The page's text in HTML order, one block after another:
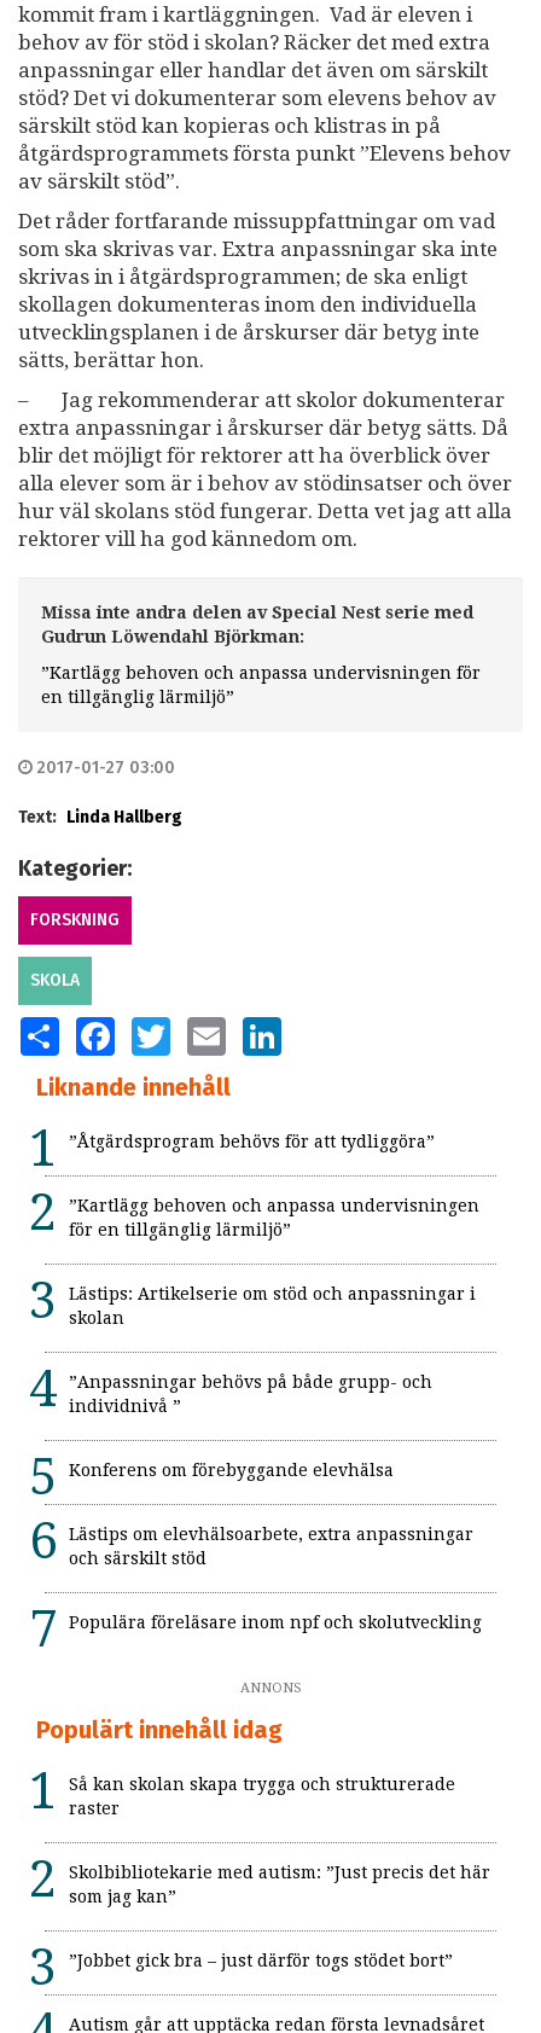
kommit fram i kartläggningen. Vad är eleven i
behov av för stöd i skolan? Räcker det med extra
anpassningar eller handlar det även om särskilt
stöd? Det vi dokumenterar som elevens behov av
särskilt stöd kan kopieras och klistras in på
åtgärdsprogrammets första punkt ”Elevens behov
av särskilt stöd”.
Det råder fortfarande missuppfattningar om vad
som ska skrivas var. Extra anpassningar ska inte
skrivas in i åtgärdsprogrammen; de ska enligt
skollagen dokumenteras inom den individuella
utvecklingsplanen i de årskurser där betyg inte
sätts, berättar hon.
– Jag rekommenderar att skolor dokumenterar
extra anpassningar i årskurser där betyg sätts. Då
blir det möjligt för rektorer att ha överblick över
alla elever som är i behov av stödinsatser och över
hur väl skolans stöd fungerar. Detta vet jag att alla
rektorer vill ha god kännedom om.
Missa inte andra delen av Special Nest serie med
Gudrun Löwendahl Björkman:
”Kartlägg behoven och anpassa undervisningen för
en tillgänglig lärmiljö”
2017-01-27 03:00
Text: Linda Hallberg
Kategorier:
FORSKNING
SKOLA
SHARE FACEBOOKTWITTER EMAIL
Liknande innehåll
”Åtgärdsprogram behövs för att tydliggöra”
”Kartlägg behoven och anpassa undervisningen
för en tillgänglig lärmiljö”
Lästips: Artikelserie om stöd och anpassningar i
skolan
”Anpassningar behövs på både grupp- och
individnivå ”
Konferens om förebyggande elevhälsa
Lästips om elevhälsoarbete, extra anpassningar
och särskilt stöd
Populära föreläsare inom npf och skolutveckling
ANNONS
Populärt innehåll idag
Så kan skolan skapa trygga och strukturerade
raster
Skolbibliotekarie med autism: ”Just precis det här
som jag kan”
”Jobbet gick bra – just därför togs stödet bort”
Autism går att upptäcka redan första levnadsåret